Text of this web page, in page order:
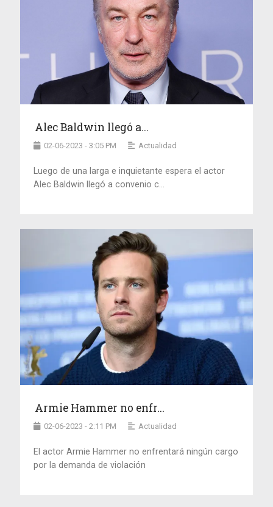
Alec Baldwin llegó a...
02-06-2023 - 3:05 PM Actualidad
Luego de una larga e inquietante espera el actor
Alec Baldwin llegó a convenio c...
Armie Hammer no enfr...
02-06-2023 - 2:11 PM Actualidad
El actor Armie Hammer no enfrentará ningún cargo
por la demanda de violación